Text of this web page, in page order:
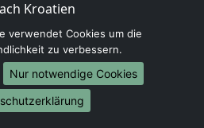
Kroatien
Estland
Finnland
Frankreich
Griechenland
Italien
verwendet Cookies um die
zu verbessern.
Nur notwendige Cookies